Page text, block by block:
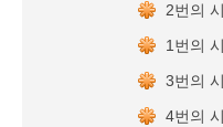
2번의
1번의
3번의
4번의